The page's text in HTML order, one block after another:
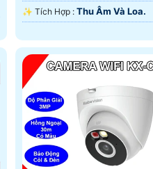
️✨ Tích Hợp : Thu Âm Và Loa.